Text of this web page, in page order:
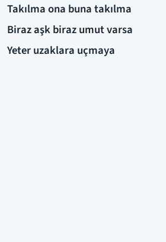
Takılma ona buna takılma
Biraz aşk biraz umut varsa
Yeter uzaklara uçmaya